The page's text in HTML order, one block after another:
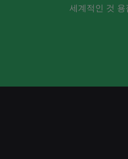
세계적인 것 용